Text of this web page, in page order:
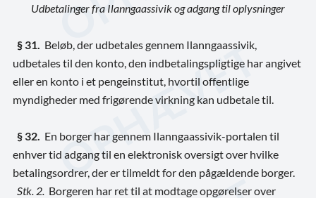
Udbetalinger fra Ilanngaassivik og adgang til oplysninger
§ 31.
Beløb, der udbetales gennem Ilanngaassivik,
udbetales til den konto, den indbetalingspligtige har angivet
eller en konto i et pengeinstitut, hvortil offentlige
myndigheder med frigørende virkning kan udbetale til.
§ 32. En borger har gennem Ilanngaassivik-portalen til
enhver tid adgang til en elektronisk oversigt over hvilke
betalingsordrer, der er tilmeldt for den pågældende borger.
Stk. 2. Borgeren har ret til at modtage opgørelser over